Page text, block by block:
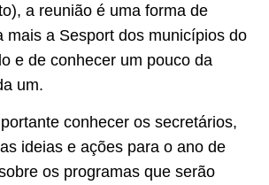
a reunião é uma forma de
mais a Sesport dos municípios do
e de conhecer um pouco da
um.
conhecer os secretários,
ideias e ações para o ano de
os programas que serão